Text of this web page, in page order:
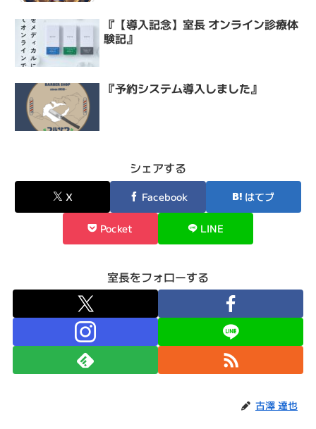
『【導入記念】室長 オンライン診療体
験記』
『予約システム導入しました』
シェアする
X Facebook はてブ
Pocket LINE
室長をフォローする
古澤 達也